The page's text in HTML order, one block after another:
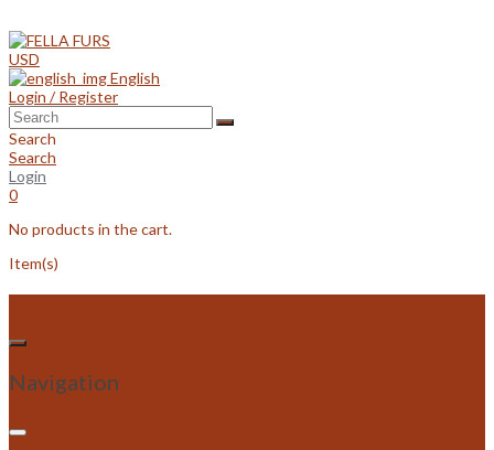
to
content
USD
English
Login / Register
Search
Search
Login
0
No products in the cart.
Item(s)
Navigation